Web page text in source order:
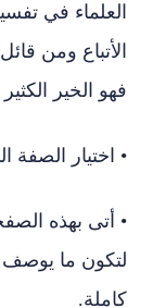
العلماء في
الأتباع ومن
فهو الخير
• اختيار الصفة
• أتى بهذه
لتكون ما يوصف
كاملة.